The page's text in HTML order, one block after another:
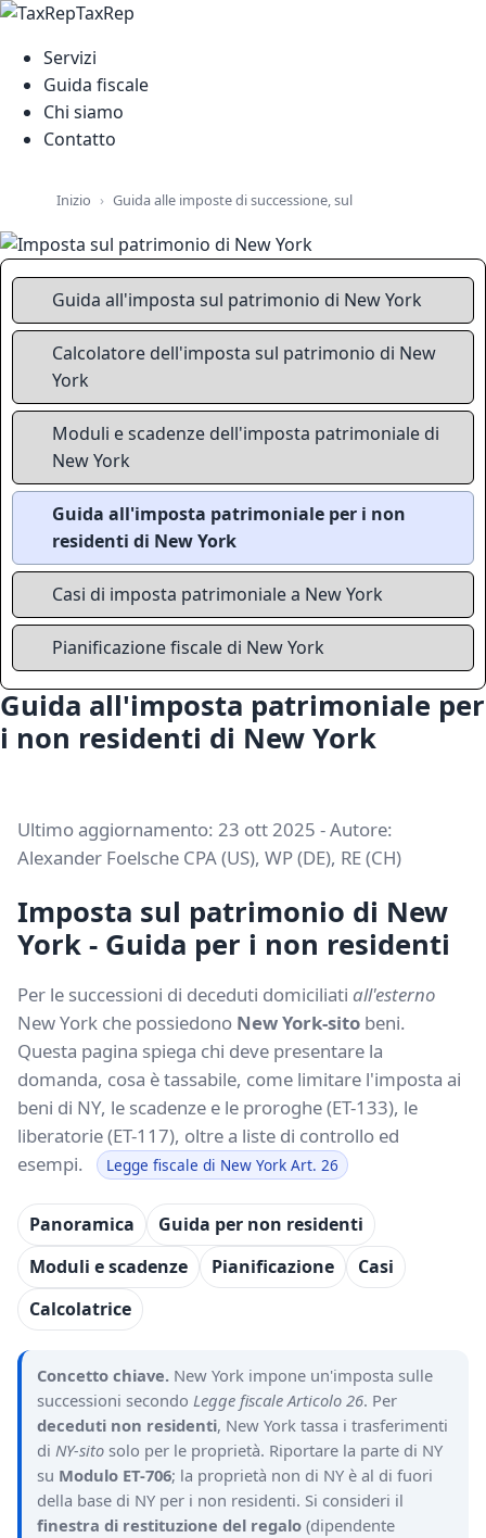
TaxRep
Servizi
Guida fiscale
Chi siamo
Contatto
Inizio Guida alle imposte di successione, sul patrimonio e sulla
Guida all'imposta sul patrimonio di New York
Calcolatore dell'imposta sul patrimonio di New
York
Moduli e scadenze dell'imposta patrimoniale di
New York
Guida all'imposta patrimoniale per i non
residenti di New York
Casi di imposta patrimoniale a New York
Pianificazione fiscale di New York
Guida all'imposta patrimoniale per
i non residenti di New York
Ultimo aggiornamento: 23 ott 2025 - Autore:
Alexander Foelsche CPA (US), WP (DE), RE (CH)
Imposta sul patrimonio di New
York - Guida per i non residenti
Per le successioni di deceduti domiciliati all'esterno
New York che possiedono New York-sito beni.
Questa pagina spiega chi deve presentare la
domanda, cosa è tassabile, come limitare l'imposta ai
beni di NY, le scadenze e le proroghe (ET-133), le
liberatorie (ET-117), oltre a liste di controllo ed
esempi.
Legge fiscale di New York Art. 26
Panoramica
Guida per non residenti
Moduli e scadenze
Pianificazione
Casi
Calcolatrice
Concetto chiave. New York impone un'imposta sulle
successioni secondo Legge fiscale Articolo 26. Per
deceduti non residenti, New York tassa i trasferimenti
di NY-sito solo per le proprietà. Riportare la parte di NY
su Modulo ET-706; la proprietà non di NY è al di fuori
della base di NY per i non residenti. Si consideri il
finestra di restituzione del regalo (dipendente